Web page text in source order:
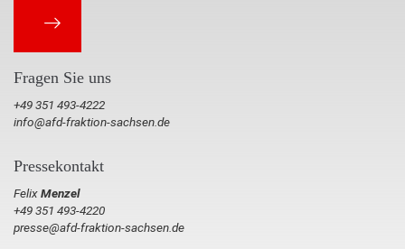
Fragen Sie uns
+49 351 493-4222
info@afd-fraktion-sachsen.de
Pressekontakt
FelixMenzel
+49 351 493-4220
presse@afd-fraktion-sachsen.de